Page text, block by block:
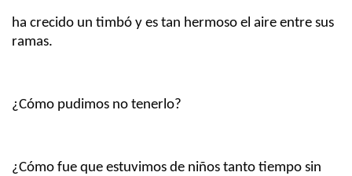
ha crecido un timbó y es tan hermoso el aire entre sus
ramas.
¿Cómo pudimos no tenerlo?
¿Cómo fue que estuvimos de niños tanto tiempo sin